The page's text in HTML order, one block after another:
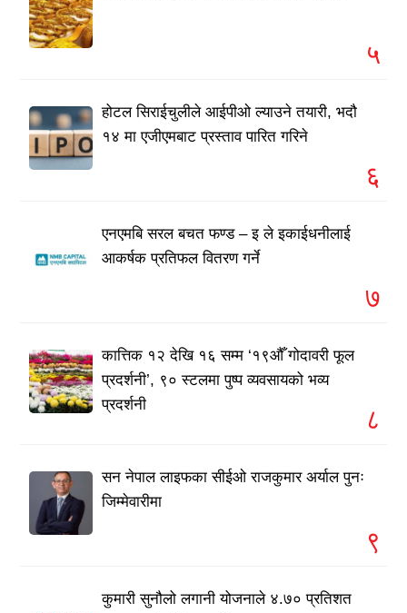
५
होटल सिराईचुलीले आईपीओ ल्याउने तयारी, भदौ
१४ मा एजीएमबाट प्रस्ताव पारित गरिने
६
एनएमबि सरल बचत फण्ड – इ ले इकाईधनीलाई
आकर्षक प्रतिफल वितरण गर्ने
७
कात्तिक १२ देखि १६ सम्म ‘१९औँ गोदावरी फूल
प्रदर्शनी’, ९० स्टलमा पुष्प व्यवसायको भव्य
प्रदर्शनी
८
सन नेपाल लाइफका सीईओ राजकुमार अर्याल पुनः
जिम्मेवारीमा
९
कुमारी सुनौलो लगानी योजनाले ४.७० प्रतिशत